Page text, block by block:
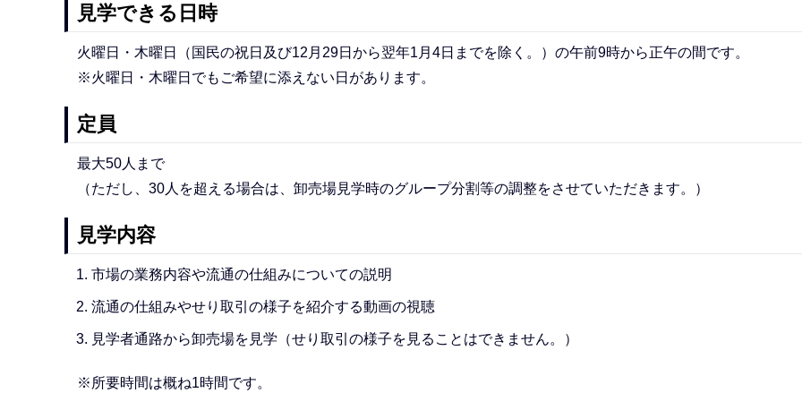
見学できる日時
火曜日・木曜日（国民の祝日及び12月29日から翌年1月4日までを除く。）の午前9時から正午の間です。
※火曜日・木曜日でもご希望に添えない日があります。
定員
最大50人まで
（ただし、30人を超える場合は、卸売場見学時のグループ分割等の調整をさせていただきます。）
見学内容
市場の業務内容や流通の仕組みについての説明
流通の仕組みやせり取引の様子を紹介する動画の視聴
見学者通路から卸売場を見学（せり取引の様子を見ることはできません。）
※所要時間は概ね1時間です。